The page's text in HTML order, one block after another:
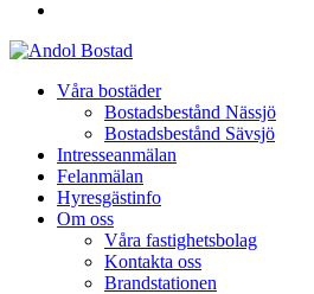
Våra bostäder
Bostadsbestånd Nässjö
Bostadsbestånd Sävsjö
Intresseanmälan
Felanmälan
Hyresgästinfo
Om oss
Våra fastighetsbolag
Kontakta oss
Brandstationen